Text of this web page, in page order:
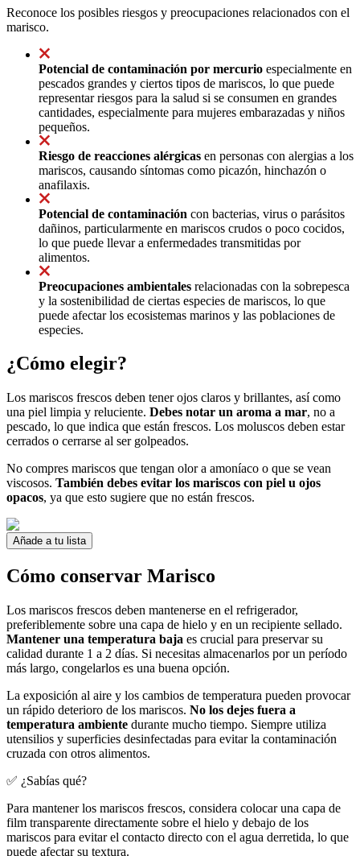
Reconoce los posibles riesgos y preocupaciones relacionados con el
marisco.
Potencial de contaminación por mercurio especialmente en
pescados grandes y ciertos tipos de mariscos, lo que puede
representar riesgos para la salud si se consumen en grandes
cantidades, especialmente para mujeres embarazadas y niños
pequeños.
Riesgo de reacciones alérgicas en personas con alergias a los
mariscos, causando síntomas como picazón, hinchazón o
anafilaxis.
Potencial de contaminación con bacterias, virus o parásitos
dañinos, particularmente en mariscos crudos o poco cocidos,
lo que puede llevar a enfermedades transmitidas por
alimentos.
Preocupaciones ambientales relacionadas con la sobrepesca
y la sostenibilidad de ciertas especies de mariscos, lo que
puede afectar los ecosistemas marinos y las poblaciones de
especies.
¿Cómo elegir?
Los mariscos frescos deben tener ojos claros y brillantes, así como
una piel limpia y reluciente. Debes notar un aroma a mar, no a
pescado, lo que indica que están frescos. Los moluscos deben estar
cerrados o cerrarse al ser golpeados.
No compres mariscos que tengan olor a amoníaco o que se vean
viscosos. También debes evitar los mariscos con piel u ojos
opacos, ya que esto sugiere que no están frescos.
Añade a tu lista
Cómo conservar Marisco
Los mariscos frescos deben mantenerse en el refrigerador,
preferiblemente sobre una capa de hielo y en un recipiente sellado.
Mantener una temperatura baja es crucial para preservar su
calidad durante 1 a 2 días. Si necesitas almacenarlos por un período
más largo, congelarlos es una buena opción.
La exposición al aire y los cambios de temperatura pueden provocar
un rápido deterioro de los mariscos. No los dejes fuera a
temperatura ambiente durante mucho tiempo. Siempre utiliza
utensilios y superficies desinfectadas para evitar la contaminación
cruzada con otros alimentos.
✅ ¿Sabías qué?
Para mantener los mariscos frescos, considera colocar una capa de
film transparente directamente sobre el hielo y debajo de los
mariscos para evitar el contacto directo con el agua derretida, lo que
puede afectar su textura.